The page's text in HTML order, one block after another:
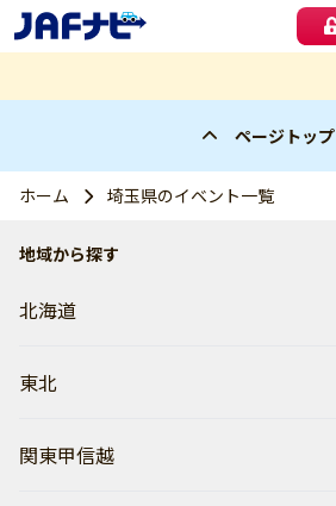
ページトップ
ホーム 埼玉県のイベント一覧
地域から探す
北海道
東北
関東甲信越